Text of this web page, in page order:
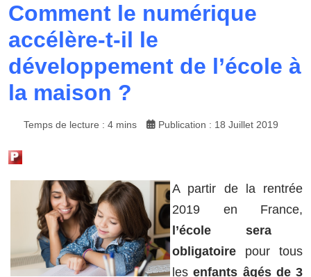
Comment le numérique
accélère-t-il le
développement de l’école à
la maison ?
Temps de lecture : 4 mins Publication : 18 Juillet 2019
A partir de la rentrée
2019 en France,
l’école sera
obligatoire pour tous
lesenfants âgés de 3